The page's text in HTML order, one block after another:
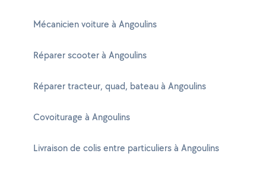
Mécanicien voiture à Angoulins
Réparer scooter à Angoulins
Réparer tracteur, quad, bateau à Angoulins
Covoiturage à Angoulins
Livraison de colis entre particuliers à Angoulins